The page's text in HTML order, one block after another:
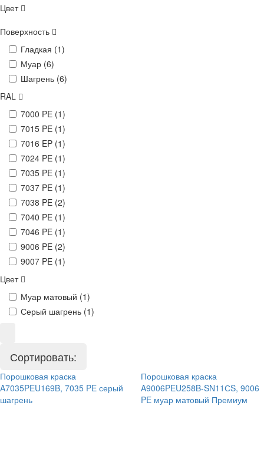
Цвет
Поверхность
Гладкая (1)
Муар (6)
Шагрень (6)
RAL
7000 PE (1)
7015 PE (1)
7016 EP (1)
7024 PE (1)
7035 PE (1)
7037 PE (1)
7038 PE (2)
7040 PE (1)
7046 PE (1)
9006 PE (2)
9007 PE (1)
Цвет
Муар матовый (1)
Серый шагрень (1)
Сортировать:
Порошковая краска
A7035PEU169B, 7035 PE серый
шагрень
Порошковая краска
A9006PEU258B-SN11СS, 9006
PE муар матовый Премиум